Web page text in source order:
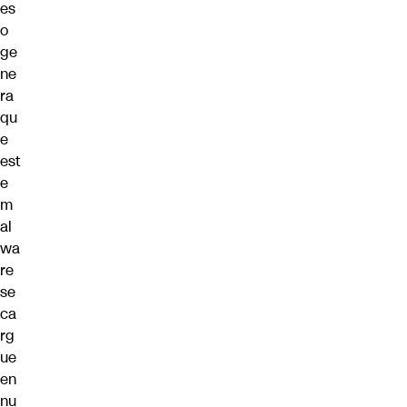
es
o
ge
ne
ra
qu
e
est
e
m
al
wa
re
se
ca
rg
ue
en
nu